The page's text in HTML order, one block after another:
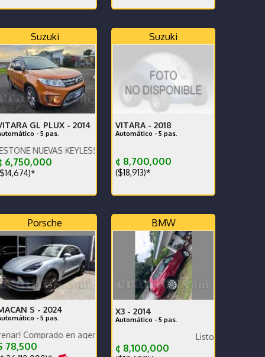
Suzuki
GL PLUX - 2014
- 5 pas.
KEYLESS ENCEDIDO DE BOTON MUY ECONOMICO Y
6,750,000
Suzuki
VITARA - 2018
Automático - 5 pas.
¢ 8,700,000
($18,913)*
Dekra cámaras pantalla y GPS
Porsche
S - 2024
- 5 pas.
en agencia, único dueño, garantía de fábrica, financiamiento.
78,500
BMW
X3 - 2014
Automático - 5 pas.
Listo para inscribir
¢ 8,100,000